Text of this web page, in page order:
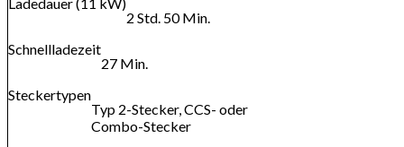
2 Std. 50 Min.
Schnellladezeit
27 Min.
Steckertypen
Typ 2-Stecker, CCS- oder
Combo-Stecker